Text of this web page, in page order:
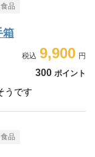
食品
箱
9,900
300 ポイント
うです
食品